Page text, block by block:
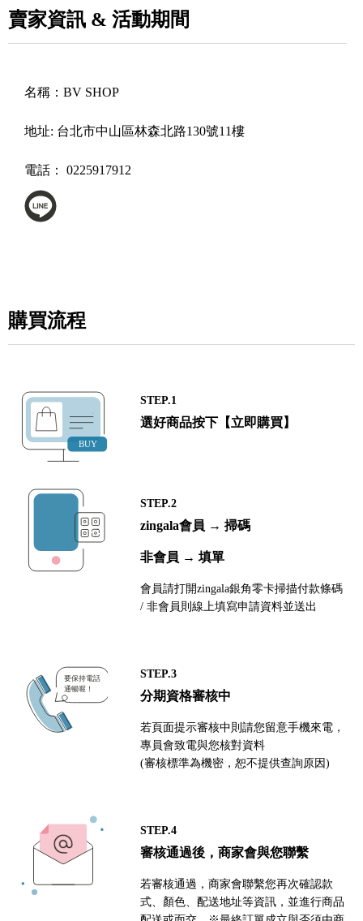
賣家資訊 & 活動期間
名稱： BV SHOP
地址: 台北市中山區林森北路130號11樓
電話： 0225917912
購買流程
STEP.1
選好商品按下【立即購買】
STEP.2
zingala會員 → 掃碼
非會員 → 填單
會員請打開zingala銀角零卡掃描付款條碼
/ 非會員則線上填寫申請資料並送出
STEP.3
分期資格審核中
若頁面提示審核中則請您留意手機來電，
專員會致電與您核對資料
(審核標準為機密，恕不提供查詢原因)
STEP.4
審核通過後，商家會與您聯繫
若審核通過，商家會聯繫您再次確認款
式、顏色、配送地址等資訊，並進行商品